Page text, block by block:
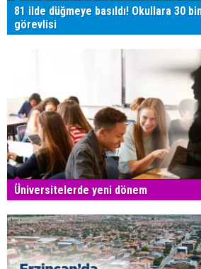
81 ilde düğmeye basıldı! Okullara 30
görevlisi
Üniversitelerde yeni dönem